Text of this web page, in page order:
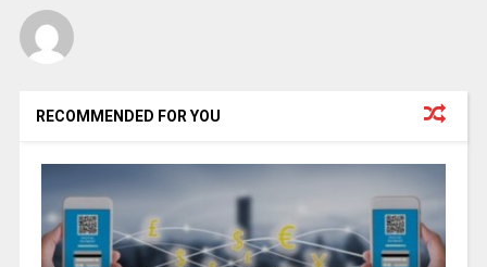
RECOMMENDED FOR YOU